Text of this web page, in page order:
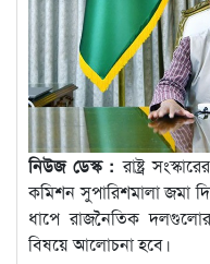
নিউজ ডেস্ক : রাষ্ট্র
কমিশন সুপারিশমালা জমা
ধাপে রাজনৈতিক দলগুলোর
বিষয়ে আলোচনা হবে।